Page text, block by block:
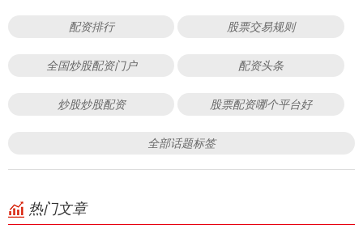
配资排行 股票交易规则
全国炒股配资门户 配资头条
炒股炒股配资 股票配资哪个平台好
全部话题标签
热门文章